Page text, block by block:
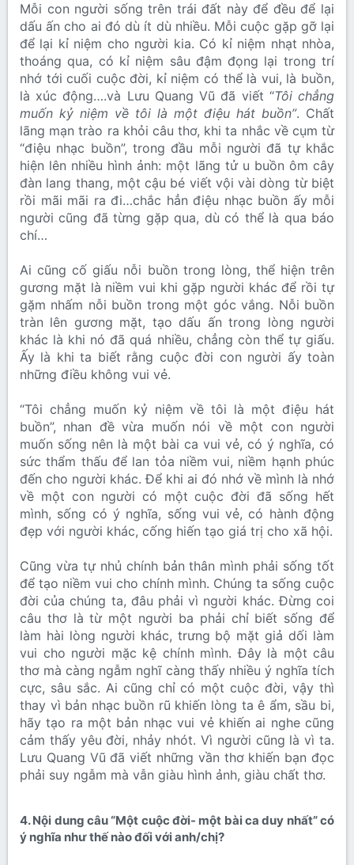
Mỗi con người sống trên trái đất này để đều để lại
dấu ấn cho ai đó dù ít dù nhiều. Mỗi cuộc gặp gỡ lại
để lại kỉ niệm cho người kia. Có kỉ niệm nhạt nhòa,
thoáng qua, có kỉ niệm sâu đậm đọng lại trong trí
nhớ tới cuối cuộc đời, kỉ niệm có thể là vui, là buồn,
là xúc động….và Lưu Quang Vũ đã viết “Tôi chẳng
muốn kỷ niệm về tôi là một điệu hát buồn”. Chất
lãng mạn trào ra khỏi câu thơ, khi ta nhắc về cụm từ
“điệu nhạc buồn”, trong đầu mỗi người đã tự khắc
hiện lên nhiều hình ảnh: một lãng tử u buồn ôm cây
đàn lang thang, một cậu bé viết vội vài dòng từ biệt
rồi mãi mãi ra đi…chắc hẳn điệu nhạc buồn ấy mỗi
người cũng đã từng gặp qua, dù có thể là qua báo
chí…
Ai cũng cố giấu nỗi buồn trong lòng, thể hiện trên
gương mặt là niềm vui khi gặp người khác để rồi tự
gặm nhấm nỗi buồn trong một góc vắng. Nỗi buồn
tràn lên gương mặt, tạo dấu ấn trong lòng người
khác là khi nó đã quá nhiều, chẳng còn thể tự giấu.
Ấy là khi ta biết rằng cuộc đời con người ấy toàn
những điều không vui vẻ.
“Tôi chẳng muốn kỷ niệm về tôi là một điệu hát
buồn”, nhan đề vừa muốn nói về một con người
muốn sống nên là một bài ca vui vẻ, có ý nghĩa, có
sức thẩm thấu để lan tỏa niềm vui, niềm hạnh phúc
đến cho người khác. Để khi ai đó nhớ về mình là nhớ
về một con người có một cuộc đời đã sống hết
mình, sống có ý nghĩa, sống vui vẻ, có hành động
đẹp với người khác, cống hiến tạo giá trị cho xã hội.
Cũng vừa tự nhủ chính bản thân mình phải sống tốt
để tạo niềm vui cho chính mình. Chúng ta sống cuộc
đời của chúng ta, đâu phải vì người khác. Đừng coi
câu thơ là từ một người ba phải chỉ biết sống để
làm hài lòng người khác, trưng bộ mặt giả dối làm
vui cho người mặc kệ chính mình. Đây là một câu
thơ mà càng ngẫm nghĩ càng thấy nhiều ý nghĩa tích
cực, sâu sắc. Ai cũng chỉ có một cuộc đời, vậy thì
thay vì bản nhạc buồn rũ khiến lòng ta ê ẩm, sầu bi,
hãy tạo ra một bản nhạc vui vẻ khiến ai nghe cũng
cảm thấy yêu đời, nhảy nhót. Vì người cũng là vì ta.
Lưu Quang Vũ đã viết những vần thơ khiến bạn đọc
phải suy ngẫm mà vẫn giàu hình ảnh, giàu chất thơ.
4. Nội dung câu “Một cuộc đời- một bài ca duy nhất” có
ý nghĩa như thế nào đối với anh/chị?​